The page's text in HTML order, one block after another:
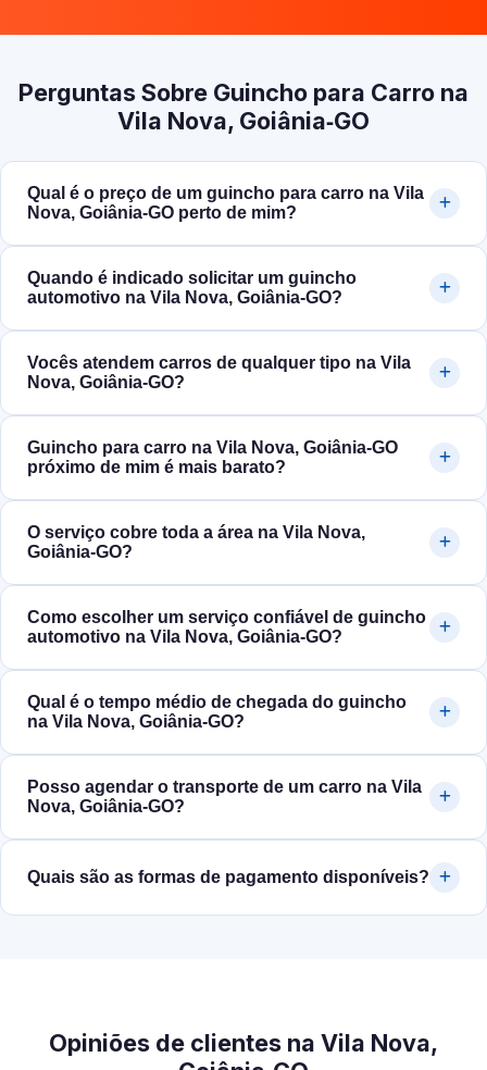
Perguntas Sobre Guincho para Carro na
Vila Nova, Goiânia‑GO
Qual é o preço de um guincho para carro na Vila
Nova, Goiânia‑GO perto de mim?
Quando é indicado solicitar um guincho
automotivo na Vila Nova, Goiânia‑GO?
Vocês atendem carros de qualquer tipo na Vila
Nova, Goiânia‑GO?
Guincho para carro na Vila Nova, Goiânia‑GO
próximo de mim é mais barato?
O serviço cobre toda a área na Vila Nova,
Goiânia‑GO?
Como escolher um serviço confiável de guincho
automotivo na Vila Nova, Goiânia‑GO?
Qual é o tempo médio de chegada do guincho
na Vila Nova, Goiânia‑GO?
Posso agendar o transporte de um carro na Vila
Nova, Goiânia‑GO?
Quais são as formas de pagamento disponíveis?
Opiniões de clientes na Vila Nova,